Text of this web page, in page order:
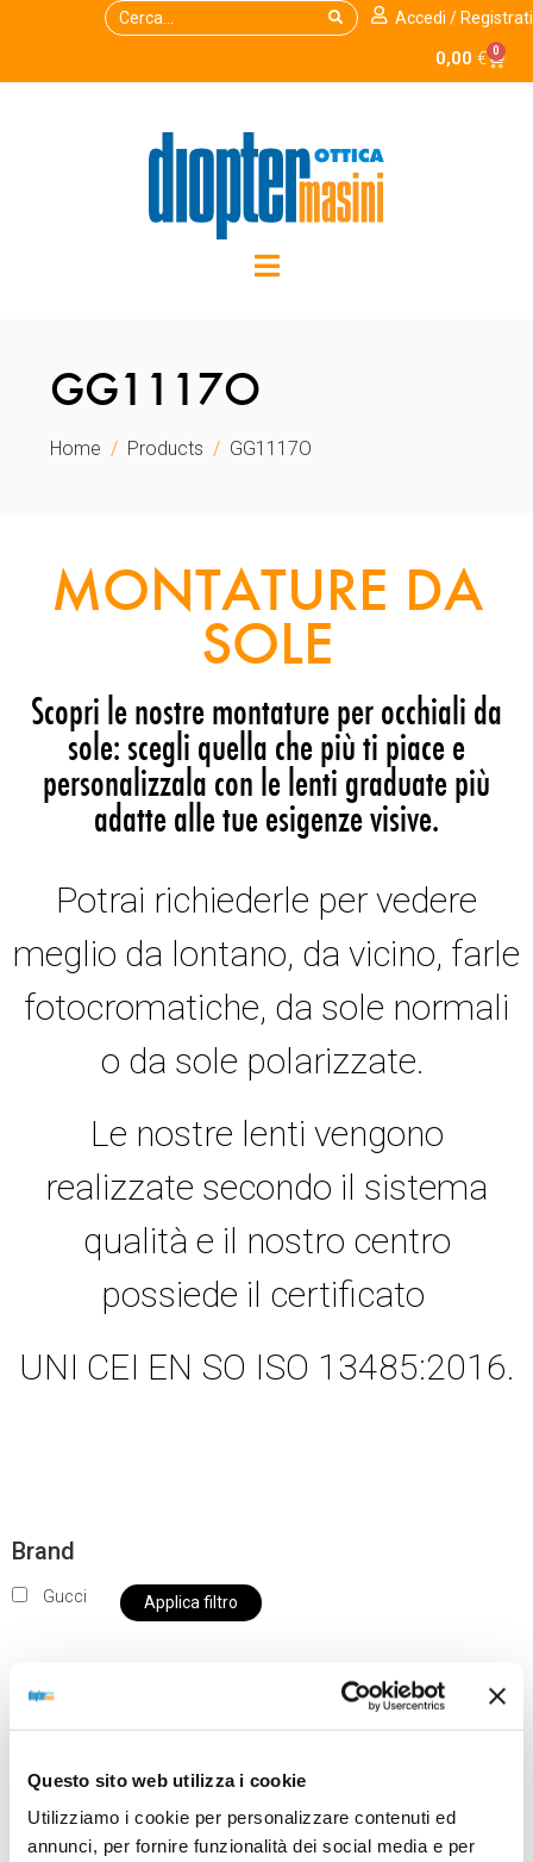
Questo sito web utilizza i cookie
Utilizziamo i cookie per personalizzare contenuti ed
annunci, per fornire funzionalità dei social media e per
Accedi / Registrati
0,00 € 0
GG1117O
Home Products GG1117O
MONTATURE DA
SOLE
Scopri le nostre montature per occhiali da
sole: scegli quella che più ti piace e
personalizzala con le lenti graduate più
adatte alle tue esigenze visive.
Potrai richiederle per vedere
meglio da lontano, da vicino, farle
fotocromatiche, da sole normali
o da sole polarizzate.
Le nostre lenti vengono
realizzate secondo il sistema
qualità e il nostro centro
possiede il certificato
UNI CEI EN SO ISO 13485:2016.
Brand
Gucci Applica filtro
nostro negozio non saranno disponibili per la
da OTTICA DIOPTER